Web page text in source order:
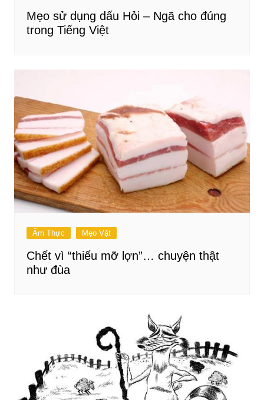
Mẹo sử dụng dấu Hỏi – Ngã cho đúng
trong Tiếng Việt
Ẩm Thực Mẹo Vặt
Chết vì “thiếu mỡ lợn”… chuyện thật
như đùa